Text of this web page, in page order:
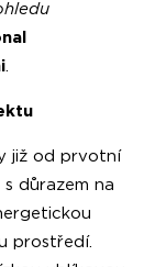
.
již od prvotní
důrazem na
prostředí.